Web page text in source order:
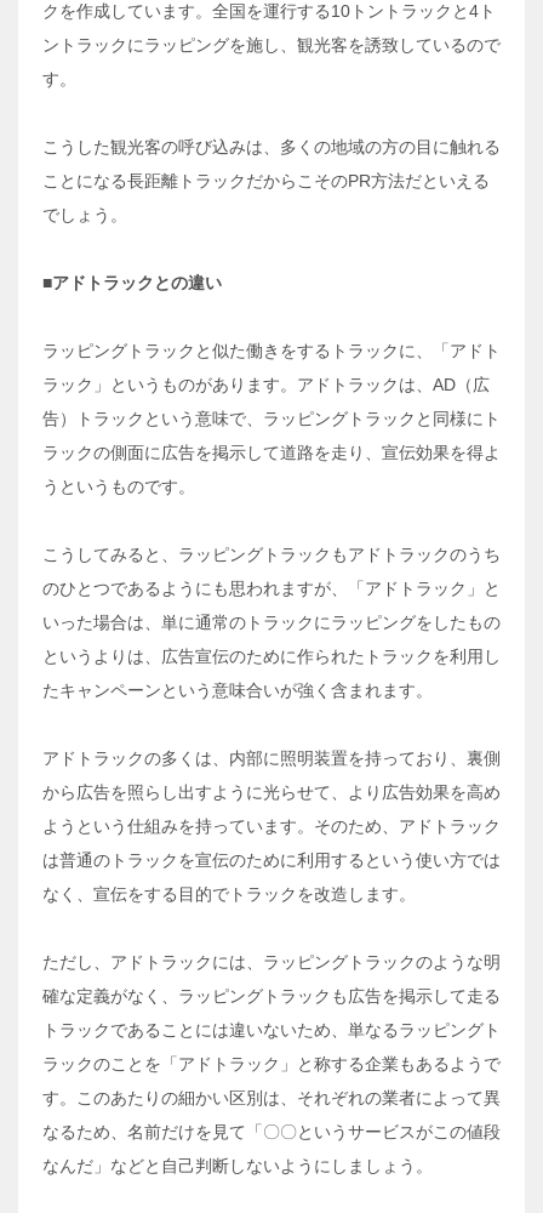
クを作成しています。全国を運行する10トントラックと4ト
ントラックにラッピングを施し、観光客を誘致しているので
す。
こうした観光客の呼び込みは、多くの地域の方の目に触れる
ことになる長距離トラックだからこそのPR方法だといえる
でしょう。
■アドトラックとの違い
ラッピングトラックと似た働きをするトラックに、「アドト
ラック」というものがあります。アドトラックは、AD（広
告）トラックという意味で、ラッピングトラックと同様にト
ラックの側面に広告を掲示して道路を走り、宣伝効果を得よ
うというものです。
こうしてみると、ラッピングトラックもアドトラックのうち
のひとつであるようにも思われますが、「アドトラック」と
いった場合は、単に通常のトラックにラッピングをしたもの
というよりは、広告宣伝のために作られたトラックを利用し
たキャンペーンという意味合いが強く含まれます。
アドトラックの多くは、内部に照明装置を持っており、裏側
から広告を照らし出すように光らせて、より広告効果を高め
ようという仕組みを持っています。そのため、アドトラック
は普通のトラックを宣伝のために利用するという使い方では
なく、宣伝をする目的でトラックを改造します。
ただし、アドトラックには、ラッピングトラックのような明
確な定義がなく、ラッピングトラックも広告を掲示して走る
トラックであることには違いないため、単なるラッピングト
ラックのことを「アドトラック」と称する企業もあるようで
す。このあたりの細かい区別は、それぞれの業者によって異
なるため、名前だけを見て「〇〇というサービスがこの値段
なんだ」などと自己判断しないようにしましょう。